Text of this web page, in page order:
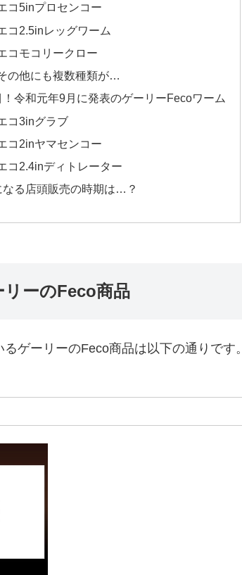
コ5inプロセンコー
コ2.5inレッグワーム
コモコリークロー
の他にも複数種類が…
！令和元年9月に発表のゲーリーFecoワーム
コ3inグラブ
コ2inヤマセンコー
コ2.4inディトレーター
なる店頭販売の時期は…？
ーのFeco商品
ゲーリーのFeco商品は以下の通りです。